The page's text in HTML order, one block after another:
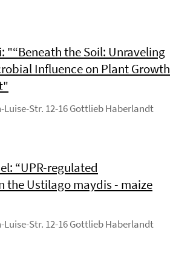
"“Beneath the Soil: Unraveling
Influence on Plant Growth
Luise-Str. 12-16 Gottlieb Haberlandt
“UPR-regulated
the Ustilago maydis - maize
Luise-Str. 12-16 Gottlieb Haberlandt